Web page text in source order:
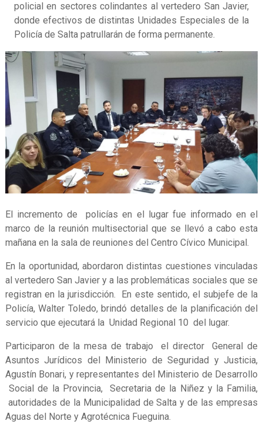
policial en sectores colindantes al vertedero San Javier,
donde efectivos de distintas Unidades Especiales de la
Policía de Salta patrullarán de forma permanente.
El incremento de policías en el lugar fue informado en el
marco de la reunión multisectorial que se llevó a cabo esta
mañana en la sala de reuniones del Centro Cívico Municipal.
En la oportunidad, abordaron distintas cuestiones vinculadas
al vertedero San Javier y a las problemáticas sociales que se
registran en la jurisdicción. En este sentido, el subjefe de la
Policía, Walter Toledo, brindó detalles de la planificación del
servicio que ejecutará la Unidad Regional 10 del lugar.
Participaron de la mesa de trabajo el director General de
Asuntos Jurídicos del Ministerio de Seguridad y Justicia,
Agustín Bonari, y representantes del Ministerio de Desarrollo
Social de la Provincia, Secretaria de la Niñez y la Familia,
autoridades de la Municipalidad de Salta y de las empresas
Aguas del Norte y Agrotécnica Fueguina.